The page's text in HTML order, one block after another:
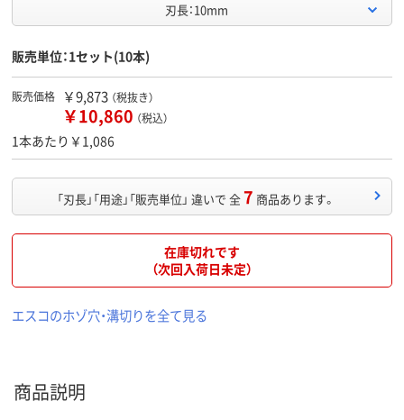
刃長：10mm
販売単位：1セット(10本)
販売価格 ￥9,873 （税抜き）
￥10,860 （税込）
1本あたり￥1,086
「刃長」「用途」「販売単位」 違いで 全7 商品あります。
在庫切れです
（次回入荷日未定）
エスコのホゾ穴・溝切りを全て見る
商品説明